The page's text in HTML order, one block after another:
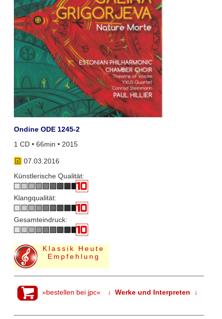
Ondine ODE 1245-2
1 CD • 66min • 2015
07.03.2016
Künstlerische Qualität:
Klangqualität:
Gesamteindruck:
Klassik Heute
Empfehlung
»bestellen bei jpc« ↓ Werke und Interpreten ↓